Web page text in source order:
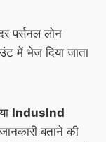
पर्सनल लोन
में भेज दिया जाता
IndusInd
बताने की